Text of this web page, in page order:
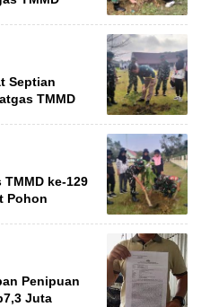
Septian
TMMD
ke-129
Pohon
Penipuan
Juta